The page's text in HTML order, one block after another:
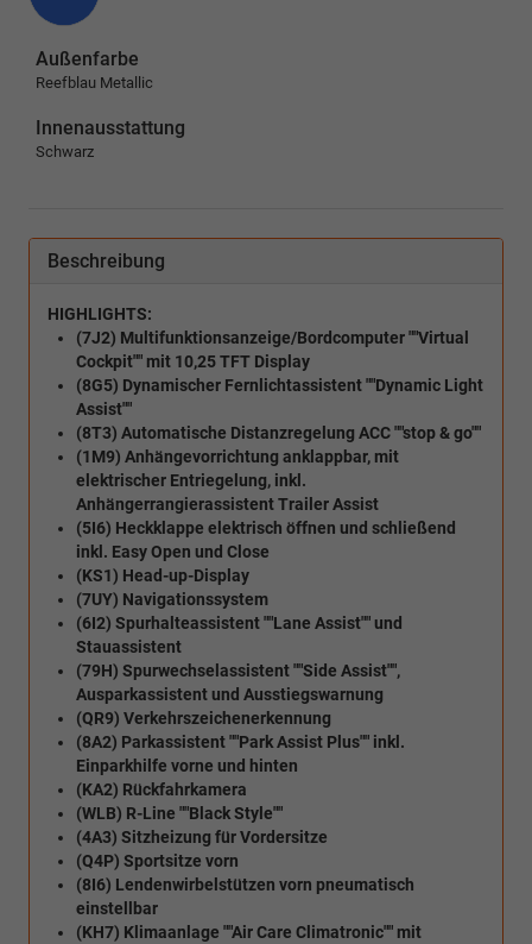
Außenfarbe
Reefblau Metallic
Innenausstattung
Schwarz
Beschreibung
HIGHLIGHTS:
(7J2) Multifunktionsanzeige/Bordcomputer ""Virtual
Cockpit"" mit 10,25 TFT Display
(8G5) Dynamischer Fernlichtassistent ""Dynamic Light
Assist""
(8T3) Automatische Distanzregelung ACC ""stop & go""
(1M9) Anhängevorrichtung anklappbar, mit
elektrischer Entriegelung, inkl.
Anhängerrangierassistent Trailer Assist
(5I6) Heckklappe elektrisch öffnen und schließend
inkl. Easy Open und Close
(KS1) Head-up-Display
(7UY) Navigationssystem
(6I2) Spurhalteassistent ""Lane Assist"" und
Stauassistent
(79H) Spurwechselassistent ""Side Assist"",
Ausparkassistent und Ausstiegswarnung
(QR9) Verkehrszeichenerkennung
(8A2) Parkassistent ""Park Assist Plus"" inkl.
Einparkhilfe vorne und hinten
(KA2) Rückfahrkamera
(WLB) R-Line ""Black Style""
(4A3) Sitzheizung für Vordersitze
(Q4P) Sportsitze vorn
(8I6) Lendenwirbelstützen vorn pneumatisch
einstellbar
(KH7) Klimaanlage ""Air Care Climatronic"" mit